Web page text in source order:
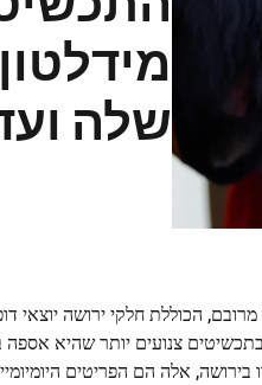
שלה
הכוללת חלקי ירושה יוצאי
צנועים יותר שהיא
אלה הם הפריטים